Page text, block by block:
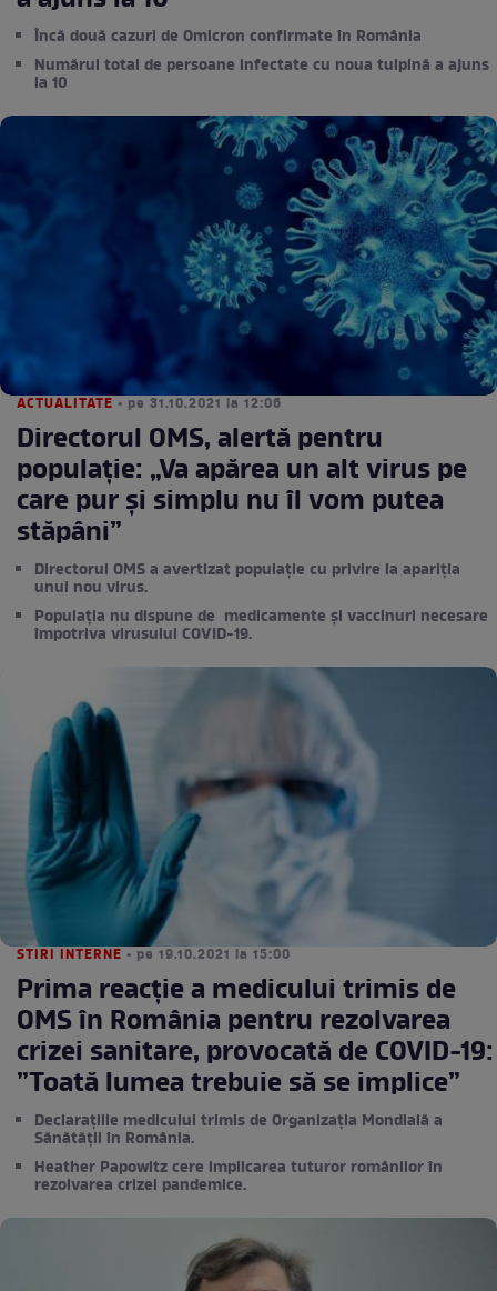
Încă două cazuri de Omicron confirmate în România
Numărul total de persoane infectate cu noua tulpină a ajuns
la 10
ACTUALITATE • pe 31.10.2021 la 12:06
Directorul OMS, alertă pentru
populație: „Va apărea un alt virus pe
care pur şi simplu nu îl vom putea
stăpâni”
Directorul OMS a avertizat populație cu privire la apariția
unui nou virus.
Populația nu dispune de medicamente și vaccinuri necesare
împotriva virusului COVID-19.
STIRI INTERNE • pe 19.10.2021 la 15:00
Prima reacție a medicului trimis de
OMS în România pentru rezolvarea
crizei sanitare, provocată de COVID-19:
”Toată lumea trebuie să se implice”
Declarațiile medicului trimis de Organizația Mondială a
Sănătății în România.
Heather Papowitz cere implicarea tuturor românilor în
rezolvarea crizei pandemice.